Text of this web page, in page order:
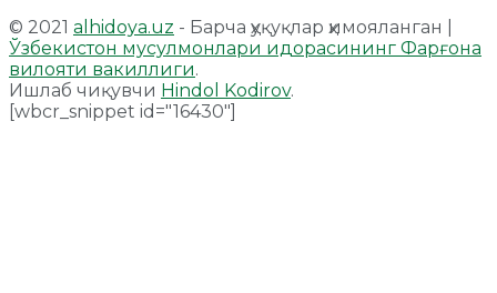
© 2021 alhidoya.uz - Барча ҳуқуқлар ҳимояланган |
Ўзбекистон мусулмонлари идорасининг Фарғона
вилояти вакиллиги.
Ишлаб чиқувчи Hindol Kodirov.
[wbcr_snippet id="16430"]